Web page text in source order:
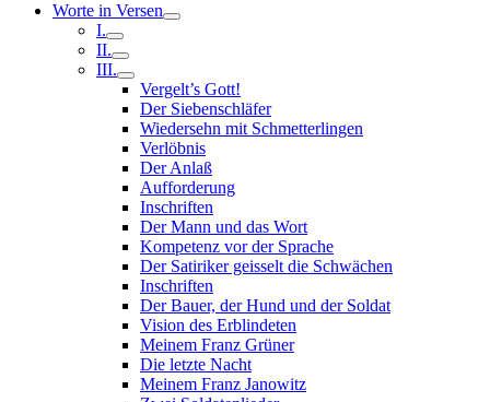
Worte in Versen
I.
II.
III.
Vergelt’s Gott!
Der Siebenschläfer
Wiedersehn mit Schmetterlingen
Verlöbnis
Der Anlaß
Aufforderung
Inschriften
Der Mann und das Wort
Kompetenz vor der Sprache
Der Satiriker geisselt die Schwächen
Inschriften
Der Bauer, der Hund und der Soldat
Vision des Erblindeten
Meinem Franz Grüner
Die letzte Nacht
Meinem Franz Janowitz